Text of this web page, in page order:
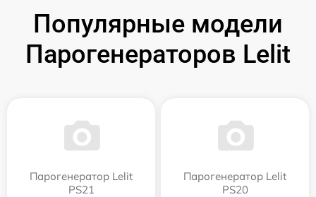
Популярные модели
Парогенераторов Lelit
Парогенератор Lelit
PS21
Парогенератор Lelit
PS20